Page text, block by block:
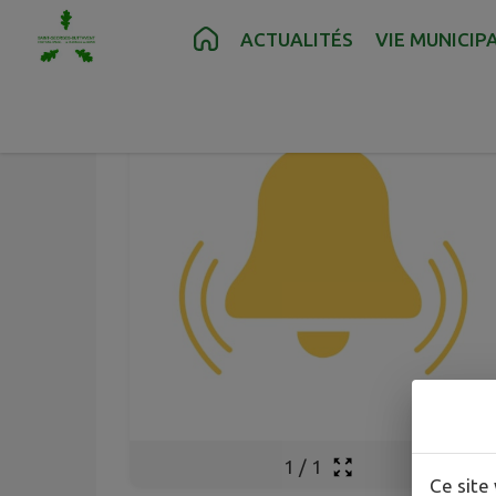
Contenu Recherche Pied de page
ACTUALITÉS VIE
1 / 1
Ce site